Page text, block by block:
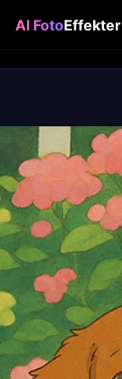
AI FotoEffekter